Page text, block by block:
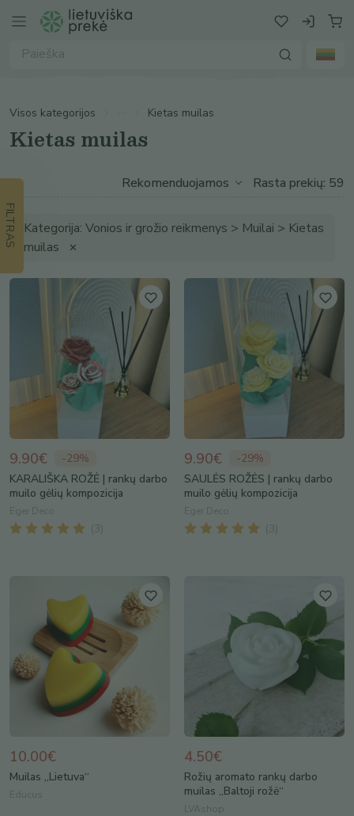
Visos kategorijos Kietas muilas
Kietas muilas
FILTRAS
Rasta prekių: 59
Kategorija: Vonios ir grožio reikmenys > Muilai > Kietas
muilas
✕
9.90€ -29%
KARALIŠKA ROŽĖ | rankų darbo
muilo gėlių kompozicija
Eger Deco
( 3
9.90€ -29%
SAULĖS ROŽĖS | rankų darbo
muilo gėlių kompozicija
Eger Deco
( 3
10.00€
Muilas „Lietuva“
Educus
4.50€
Rožių aromato rankų darbo
muilas „Baltoji rožė“
LVAshop